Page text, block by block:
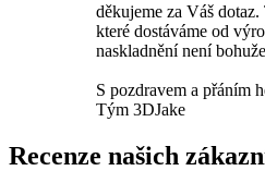
děkujeme za Váš
které dostáváme od
naskladnění není
S pozdravem a přáním
Tým 3DJake
Recenze našich